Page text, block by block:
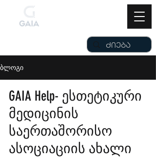
ბლოგი
GAIA Help- ესთეტიკური
მედიცინის
საერთაშორისო
ასოციაციის ახალი